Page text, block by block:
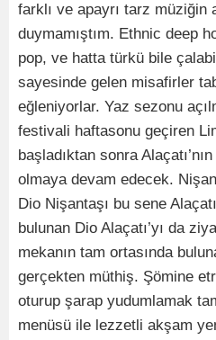
farklı ve apayrı tarz müziğin
duymamıştım. Ethnic deep
pop, ve hatta türkü bile
sayesinde gelen misafirler
eğleniyorlar. Yaz sezonu
festivali haftasonu geçiren
başladıktan sonra
olmaya devam edecek.
Dio Nişantaşı bu sene
bulunan Dio Alaçatı’yı da
mekanın tam ortasında
gerçekten müthiş. Şömine
oturup şarap yudumlamak
menüsü ile lezzetli akşam